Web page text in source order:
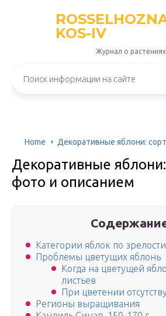
KOS-IV
Журнал о растениях
Home Декоративные яблони:
Декоративные яблони:
фото и описанием
Категории яблок по зрелости
Проблемы цветущих яблонь
Когда на цветущей
листьев
При цветении
Регионы выращивания